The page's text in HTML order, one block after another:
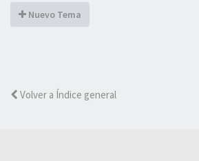
Nuevo Tema
Volver a Índice general